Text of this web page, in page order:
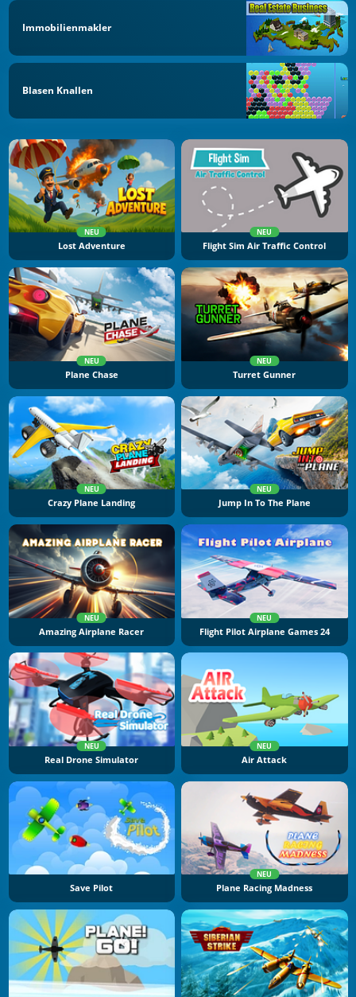
Immobilienmakler
Blasen Knallen
NEU
Lost Adventure
NEU
Flight Sim Air Traffic Control
NEU
Plane Chase
NEU
Turret Gunner
NEU
Crazy Plane Landing
NEU
Jump In To The Plane
NEU
Amazing Airplane Racer
NEU
Flight Pilot Airplane Games 24
NEU
Real Drone Simulator
NEU
Air Attack
Save Pilot
NEU
Plane Racing Madness